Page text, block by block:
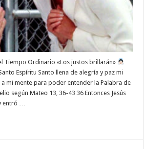
Tiempo Ordinario «Los justos brillarán»
Espíritu Santo llena de alegría y paz mi
mi mente para poder entender la Palabra de
según Mateo 13, 36-43 36 Entonces Jesús
entró …